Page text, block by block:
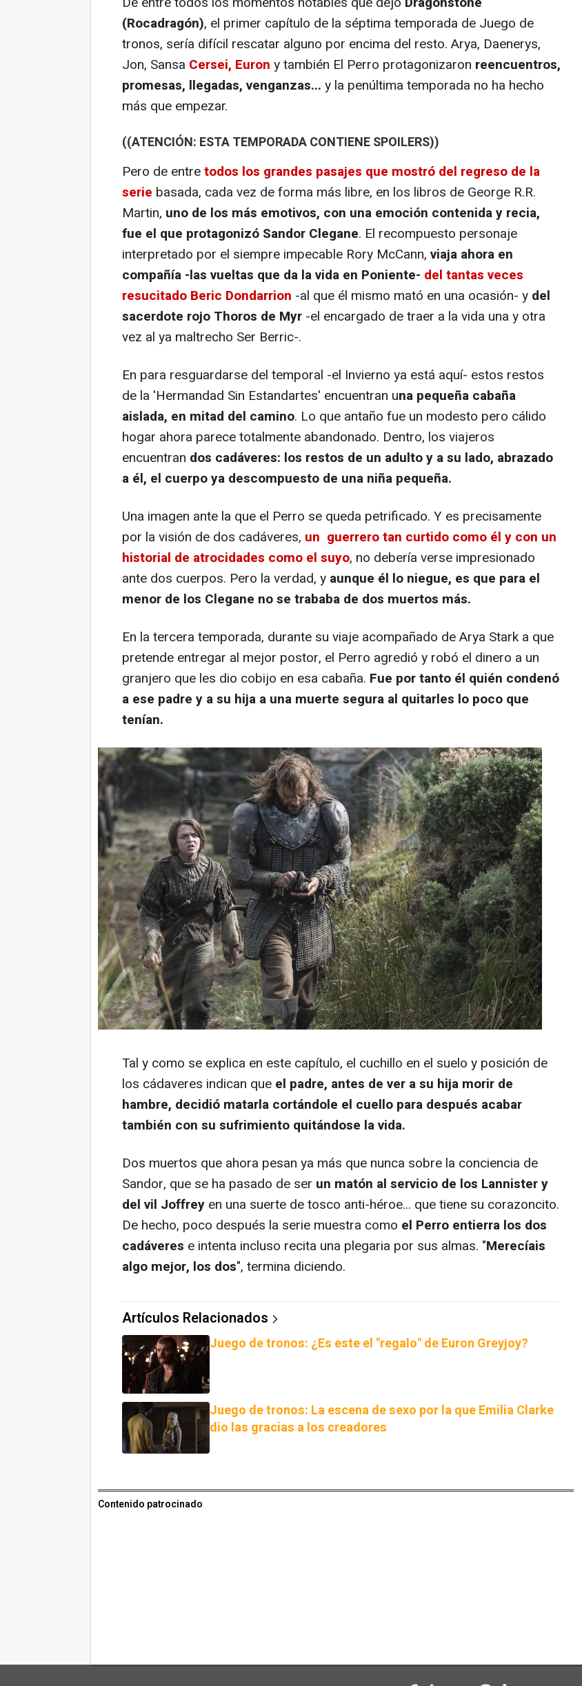
(Rocadragón), el primer capítulo de la séptima temporada de Juego de
tronos, sería difícil rescatar alguno por encima del resto. Arya, Daenerys,
Jon, Sansa Cersei, Euron y también El Perro protagonizaron reencuentros,
promesas, llegadas, venganzas... y la penúltima temporada no ha hecho
más que empezar.
((ATENCIÓN: ESTA TEMPORADA CONTIENE SPOILERS))
Pero de entretodos los grandes pasajes que mostró del regreso de la
serie basada, cada vez de forma más libre, en los libros de George R.R.
Martin, uno de los más emotivos, con una emoción contenida y recia,
fue el que protagonizó Sandor Clegane. El recompuesto personaje
interpretado por el siempre impecable Rory McCann, viaja ahora en
compañía -las vueltas que da la vida en Poniente- del tantas veces
resucitado Beric Dondarrion -al que él mismo mató en una ocasión- y del
sacerdote rojo Thoros de Myr -el encargado de traer a la vida una y otra
vez al ya maltrecho Ser Berric-.
En para resguardarse del temporal -el Invierno ya está aquí- estos restos
de la 'Hermandad Sin Estandartes' encuentran una pequeña cabaña
aislada, en mitad del camino. Lo que antaño fue un modesto pero cálido
hogar ahora parece totalmente abandonado. Dentro, los viajeros
encuentran dos cadáveres: los restos de un adulto y a su lado, abrazado
a él, el cuerpo ya descompuesto de una niña pequeña.
Una imagen ante la que el Perro se queda petrificado. Y es precisamente
por la visión de dos cadáveres, un guerrero tan curtido como él y con un
historial de atrocidades como el suyo, no debería verse impresionado
ante dos cuerpos. Pero la verdad, y aunque él lo niegue, es que para el
menor de los Clegane no se trababa de dos muertos más.
En la tercera temporada, durante su viaje acompañado de Arya Stark a que
pretende entregar al mejor postor, el Perro agredió y robó el dinero a un
granjero que les dio cobijo en esa cabaña. Fue por tanto él quién condenó
a ese padre y a su hija a una muerte segura al quitarles lo poco que
tenían.
Tal y como se explica en este capítulo, el cuchillo en el suelo y posición de
los cádaveres indican que el padre, antes de ver a su hija morir de
hambre, decidió matarla cortándole el cuello para después acabar
también con su sufrimiento quitándose la vida.
Dos muertos que ahora pesan ya más que nunca sobre la conciencia de
Sandor, que se ha pasado de ser un matón al servicio de los Lannister y
del vil Joffrey en una suerte de tosco anti-héroe... que tiene su corazoncito.
De hecho, poco después la serie muestra como el Perro entierra los dos
cadáveres e intenta incluso recita una plegaria por sus almas. "Merecíais
algo mejor, los dos", termina diciendo.
Artículos Relacionados
Juego de tronos: ¿Es este el "regalo" de Euron Greyjoy?
Juego de tronos: La escena de sexo por la que Emilia Clarke
dio las gracias a los creadores
Contenido patrocinado